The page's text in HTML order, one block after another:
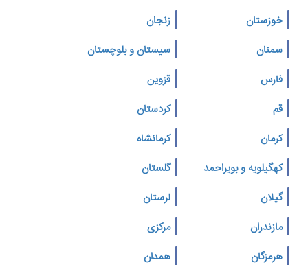
خوزستان
زنجان
سمنان
سیستان و بلوچستان
فارس
قزوین
قم
کردستان
کرمان
کرمانشاه
کهگیلویه و بویراحمد
گلستان
گیلان
لرستان
مازندران
مرکزی
هرمزگان
همدان